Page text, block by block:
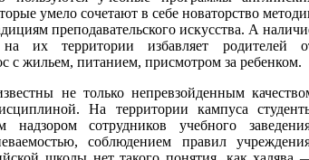
умело сочетают в себе новаторство
преподавательского искусства. А
на их территории избавляет родителей
с жильем, питанием, присмотром за ребенком.
не только непревзойденным
На территории кампуса
надзором сотрудников учебного
соблюдением правил